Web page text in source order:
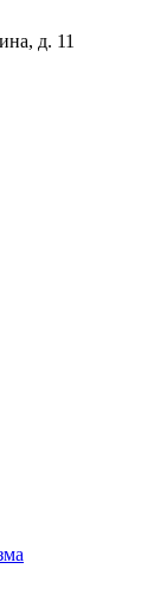
д. 11